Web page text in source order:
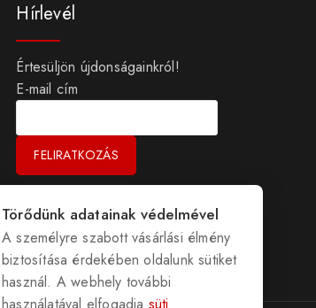
Hírlevél
Értesüljön újdonságainkról!
E-mail cím
Törődünk adatainak védelmével
A személyre szabott vásárlási élmény
biztosítása érdekében oldalunk sütiket
használ. A webhely további